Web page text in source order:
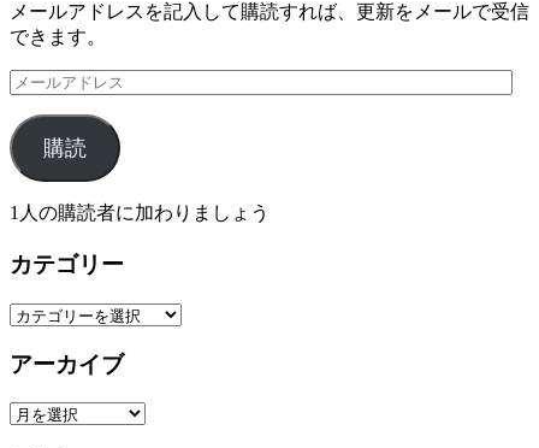
メールアドレスを記入して購読すれば、更新をメールで受信
できます。
メ
ル
ア
ド
レ
購読
1人の購読者に加わりましょう
カテゴリー
カ
ゴ
ー
アーカイブ
ア